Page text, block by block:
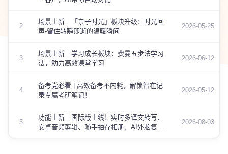
2
场景上新｜「亲子时光」板块升级：时光回
声-留住转瞬即逝的温暖瞬间
2026-05-25
3
场景上新｜学习成长板块：费曼五步法学习
法，助力高效课堂学习
2026-06-12
4
备考党必看 | 高效备考不内耗，解锁智在记
录专属考研笔记！
2026-05-12
5
功能上新｜国际版上线！实时多译文转写、
安卓音频剪辑、随手拍存相册、AI外脑复
2026-08-03